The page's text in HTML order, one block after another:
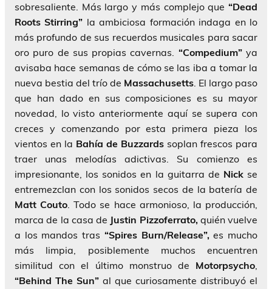
sobresaliente. Más largo y más complejo que “Dead
Roots Stirring” la ambiciosa formación indaga en lo
más profundo de sus recuerdos musicales para sacar
oro puro de sus propias cavernas. “Compedium”ya
avisaba hace semanas de cómo se las iba a tomar la
nueva bestia del trío de Massachusetts. El largo paso
que han dado en sus composiciones es su mayor
novedad, lo visto anteriormente aquí se supera con
creces y comenzando por esta primera pieza los
vientos en la Bahía de Buzzards soplan frescos para
traer unas melodías adictivas. Su comienzo es
impresionante, los sonidos en la guitarra de Nickse
entremezclan con los sonidos secos de la batería de
Matt Couto. Todo se hace armonioso, la producción,
marca de la casa de Justin Pizzoferrato,quién vuelve
a los mandos tras “Spires Burn/Release”,es mucho
más limpia, posiblemente muchos encuentren
similitud con el último monstruo de Motorpsycho,
“Behind The Sun” al que curiosamente distribuyó el